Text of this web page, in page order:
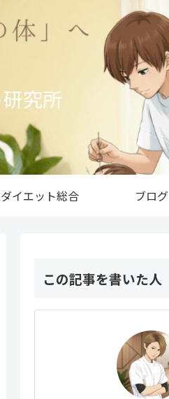
究所
イエット総合 ブログ
この記事を書いた人